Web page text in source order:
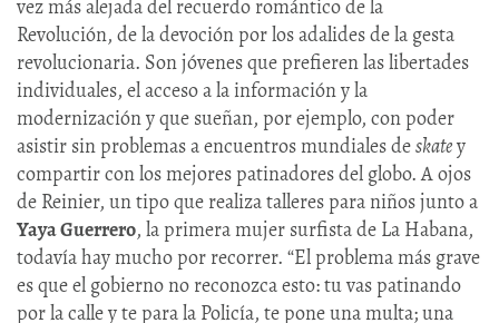
vez más alejada del recuerdo romántico de la
Revolución, de la devoción por los adalides de la gesta
revolucionaria. Son jóvenes que prefieren las libertades
individuales, el acceso a la información y la
modernización y que sueñan, por ejemplo, con poder
asistir sin problemas a encuentros mundiales deskatey
compartir con los mejores patinadores del globo. A ojos
de Reinier, un tipo que realiza talleres para niños junto a
Yaya Guerrero, la primera mujer surfista de La Habana,
todavía hay mucho por recorrer. “El problema más grave
es que el gobierno no reconozca esto: tu vas patinando
por la calle y te para la Policía, te pone una multa; una